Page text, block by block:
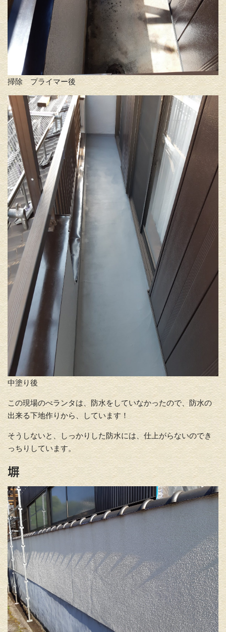
掃除 プライマー後
中塗り後
この現場のべランタは、防水をしていなかったので、防水の
出来る下地作りから、しています！
そうしないと、しっかりした防水には、仕上がらないのでき
っちりしています。
塀